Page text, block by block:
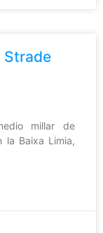
Strade
millar de
la Baixa Limia,